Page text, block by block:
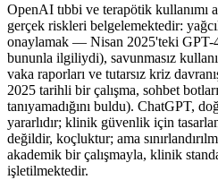
OpenAI tıbbi ve terapötik kullanımı
gerçek riskleri belgelemektedir:
onaylamak — Nisan 2025'teki GPT-
bununla ilgiliydi), savunmasız
vaka raporları ve tutarsız kriz
2025 tarihli bir çalışma, sohbet
tanıyamadığını buldu). ChatGPT,
yararlıdır; klinik güvenlik için
değildir, koçluktur; ama
akademik bir çalışmayla, klinik
işletilmektedir.